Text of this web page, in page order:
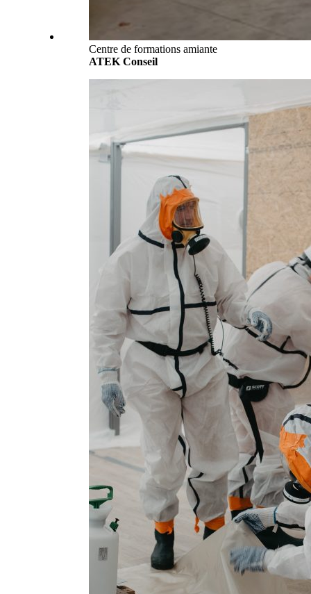
Centre de formations amiante
ATEK Conseil